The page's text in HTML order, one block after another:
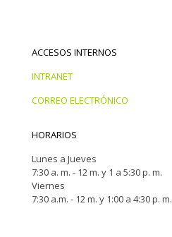
ACCESOS INTERNOS
INTRANET
CORREO ELECTRÓNICO
HORARIOS
Lunes a Jueves
7:30 a. m. - 12 m. y 1 a 5:30 p. m.
Viernes
7:30 a.m. - 12 m. y 1:00 a 4:30 p. m.